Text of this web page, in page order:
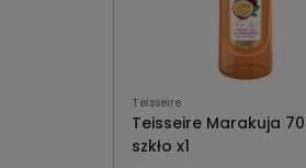
Teisseire
Teisseire Marakuja
szkło x1